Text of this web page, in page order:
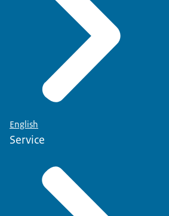
English
Service